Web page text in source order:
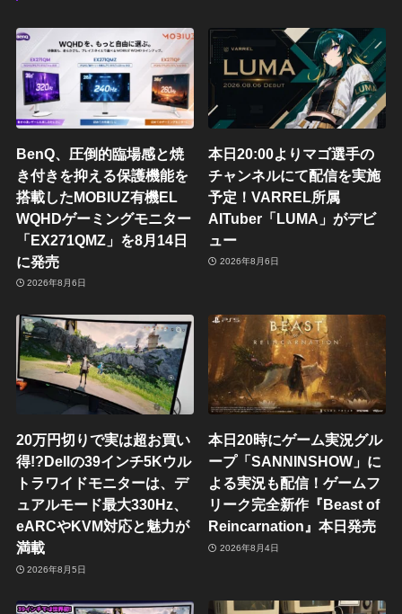
BenQ、圧倒的臨場感と焼
き付きを抑える保護機能を
搭載したMOBIUZ有機EL
WQHDゲーミングモニター
「EX271QMZ」を8月14日
に発売
2026年8月6日
本日20:00よりマゴ選手の
チャンネルにて配信を実施
予定！VARREL所属
AITuber「LUMA」がデビ
ュー
2026年8月6日
20万円切りで実は超お買い
得!?Dellの39インチ5Kウル
トラワイドモニターは、デ
ュアルモード最大330Hz、
eARCやKVM対応と魅力が
満載
2026年8月5日
本日20時にゲーム実況グル
ープ「SANNINSHOW」に
よる実況も配信！ゲームフ
リーク完全新作『Beast of
Reincarnation』本日発売
2026年8月4日